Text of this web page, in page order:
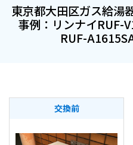
東京都大田区ガス給湯
事例：リンナイRUF-
RUF-
交換前